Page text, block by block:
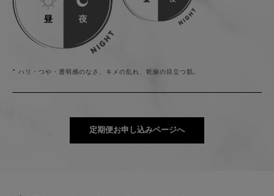
* ハリ・つや・透明感のなさ、キメの乱れ、乾燥の目立つ肌。
定期便お申し込みページへ